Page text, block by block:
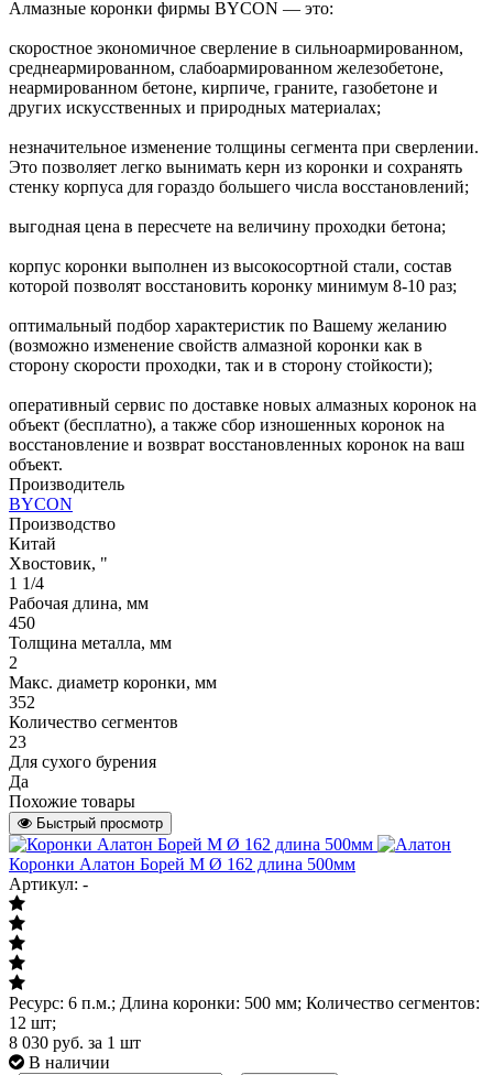
Алмазные коронки фирмы BYCON — это:
скоростное экономичное сверление в сильноармированном,
среднеармированном, слабоармированном железобетоне,
неармированном бетоне, кирпиче, граните, газобетоне и
других искусственных и природных материалах;
незначительное изменение толщины сегмента при сверлении.
Это позволяет легко вынимать керн из коронки и сохранять
стенку корпуса для гораздо большего числа восстановлений;
выгодная цена в пересчете на величину проходки бетона;
корпус коронки выполнен из высокосортной стали, состав
которой позволят восстановить коронку минимум 8-10 раз;
оптимальный подбор характеристик по Вашему желанию
(возможно изменение свойств алмазной коронки как в
сторону скорости проходки, так и в сторону стойкости);
оперативный сервис по доставке новых алмазных коронок на
объект (бесплатно), а также сбор изношенных коронок на
восстановление и возврат восстановленных коронок на ваш
объект.
Производитель
BYCON
Производство
Китай
Хвостовик, "
1 1/4
Рабочая длина, мм
450
Толщина металла, мм
2
Макс. диаметр коронки, мм
352
Количество сегментов
23
Для сухого бурения
Да
Похожие товары
Быстрый просмотр
Коронки Алатон Борей М Ø 162 длина 500мм
Артикул: -
Ресурс: 6 п.м.; Длина коронки: 500 мм; Количество сегментов:
12 шт;
8 030 руб. за 1 шт
В наличии